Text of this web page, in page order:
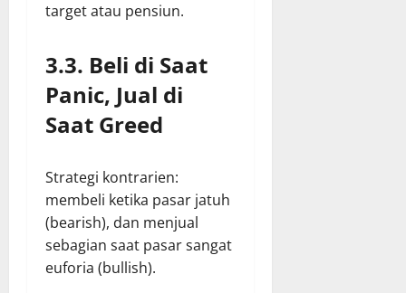
target atau pensiun.
3.3. Beli di Saat
Panic, Jual di
Saat Greed
Strategi kontrarien:
membeli ketika pasar jatuh
(bearish), dan menjual
sebagian saat pasar sangat
euforia (bullish).